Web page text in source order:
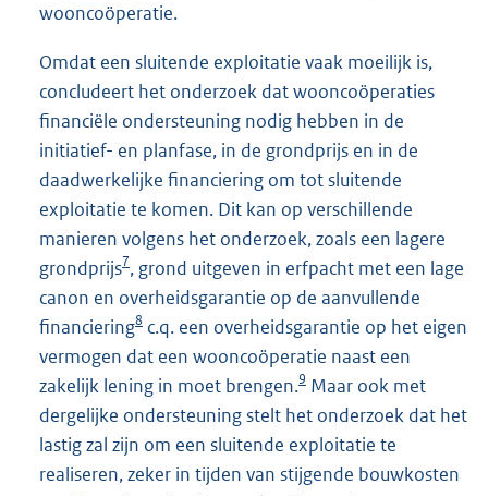
wooncoöperatie.
Omdat een sluitende exploitatie vaak moeilijk is,
concludeert het onderzoek dat wooncoöperaties
financiële ondersteuning nodig hebben in de
initiatief- en planfase, in de grondprijs en in de
daadwerkelijke financiering om tot sluitende
exploitatie te komen. Dit kan op verschillende
manieren volgens het onderzoek, zoals een lagere
grondprijs7, grond uitgeven in erfpacht met een lage
canon en overheidsgarantie op de aanvullende
financiering8 c.q. een overheidsgarantie op het eigen
vermogen dat een wooncoöperatie naast een
zakelijk lening in moet brengen.9 Maar ook met
dergelijke ondersteuning stelt het onderzoek dat het
lastig zal zijn om een sluitende exploitatie te
realiseren, zeker in tijden van stijgende bouwkosten